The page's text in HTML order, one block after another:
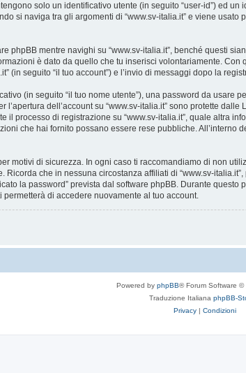
solo un identificativo utente (in seguito “user-id”) ed
si naviga tra gli argomenti di “www.sv-italia.it” e viene
phpBB mentre navighi su “www.sv-italia.it”, benché questi
è dato da quello che tu inserisci volontariamente.
(in seguito “il tuo account”) e l’invio di messaggi dopo la
(in seguito “il tuo nome utente”), una password da
l’apertura dell’account su “www.sv-italia.it” sono protette
il processo di registrazione su “www.sv-italia.it”, quale altra
che hai fornito possano essere rese pubbliche.
motivi di sicurezza. In ogni caso ti raccomandiamo di non
Ricorda che in nessuna circostanza affiliati di “www.sv-
la password” prevista dal software phpBB. Durante
di accedere nuovamente al tuo account.
Powered by phpBB® Forum Software ©
Traduzione Italiana phpBB-
Privacy | Condizioni